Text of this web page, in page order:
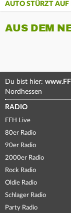
AUTO STÜRZT AUF
AUS DEM
Du bist hier:
Nordhessen
RADIO
FFH Live
80er Radio
90er Radio
2000er Radio
Rock Radio
Oldie Radio
Schlager Radio
Party Radio